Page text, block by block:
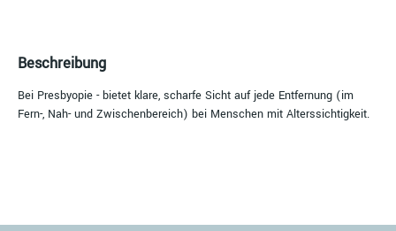
Beschreibung
Bei Presbyopie - bietet klare, scharfe Sicht auf jede Entfernung (im
Fern-, Nah- und Zwischenbereich) bei Menschen mit Alterssichtigkeit.